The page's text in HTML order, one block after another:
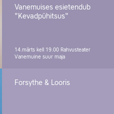
Vanemuises esietendub
"Kevadpühitsus"
14.märts kell 19.00 Rahvusteater
Vanemuine suur maja
Forsythe & Looris